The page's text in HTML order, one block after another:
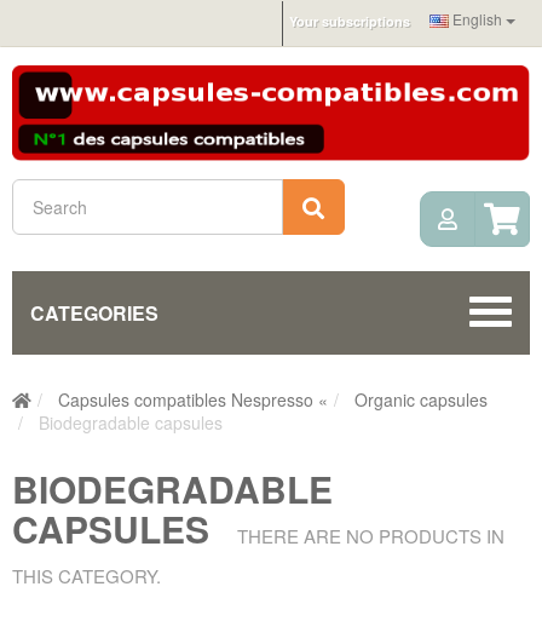
English
Your subscriptions
My
CATEGORIES
Capsules compatibles Nespresso «
Organic capsules
Biodegradable capsules
BIODEGRADABLE
CAPSULES
THERE ARE NO PRODUCTS IN
THIS CATEGORY.